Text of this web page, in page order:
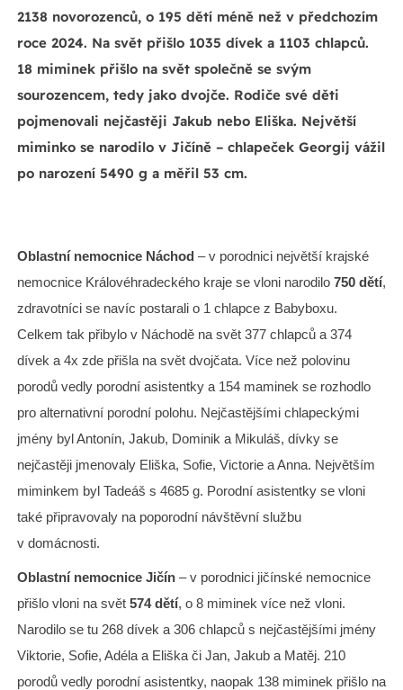
2138 novorozenců, o 195 dětí méně než v předchozím
roce 2024. Na svět přišlo 1035 dívek a 1103 chlapců.
18 miminek přišlo na svět společně se svým
sourozencem, tedy jako dvojče. Rodiče své děti
pojmenovali nejčastěji Jakub nebo Eliška. Největší
miminko se narodilo v Jičíně – chlapeček Georgij vážil
po narození 5490 g a měřil 53 cm.
Oblastní nemocnice Náchod – v porodnici největší krajské
nemocnice Královéhradeckého kraje se vloni narodilo 750 dětí,
zdravotníci se navíc postarali o 1 chlapce z Babyboxu.
Celkem tak přibylo v Náchodě na svět 377 chlapců a 374
dívek a 4x zde přišla na svět dvojčata. Více než polovinu
porodů vedly porodní asistentky a 154 maminek se rozhodlo
pro alternativní porodní polohu. Nejčastějšími chlapeckými
jmény byl Antonín, Jakub, Dominik a Mikuláš, dívky se
nejčastěji jmenovaly Eliška, Sofie, Victorie a Anna. Největším
miminkem byl Tadeáš s 4685 g. Porodní asistentky se vloni
také připravovaly na poporodní návštěvní službu
v domácnosti.
Oblastní nemocnice Jičín – v porodnici jičínské nemocnice
přišlo vloni na svět 574 dětí, o 8 miminek více než vloni.
Narodilo se tu 268 dívek a 306 chlapců s nejčastějšími jmény
Viktorie, Sofie, Adéla a Eliška či Jan, Jakub a Matěj. 210
porodů vedly porodní asistentky, naopak 138 miminek přišlo na